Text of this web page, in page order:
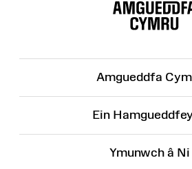
Amgueddfa
Ein
Ymunwch â Ni